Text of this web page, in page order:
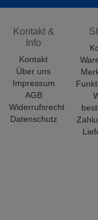
Kontakt &
Info
Kontakt
Über uns
Impressum
AGB
Widerrufsrecht
Datenschutz